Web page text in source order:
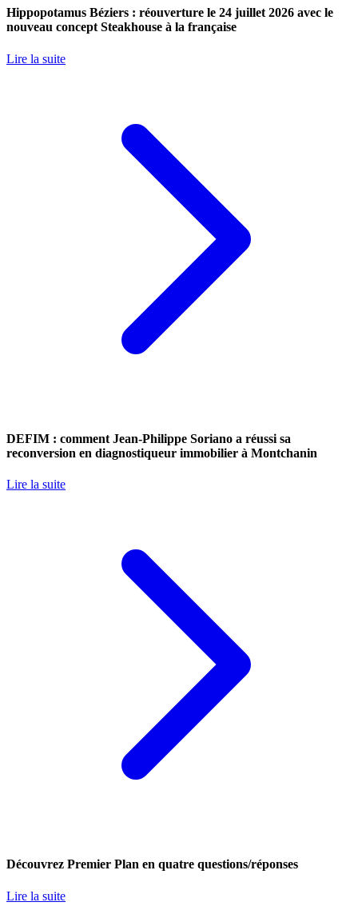
Hippopotamus Béziers : réouverture le 24 juillet 2026 avec le
nouveau concept Steakhouse à la française
Lire la suite
DEFIM : comment Jean-Philippe Soriano a réussi sa
reconversion en diagnostiqueur immobilier à Montchanin
Lire la suite
Découvrez Premier Plan en quatre questions/réponses
Lire la suite